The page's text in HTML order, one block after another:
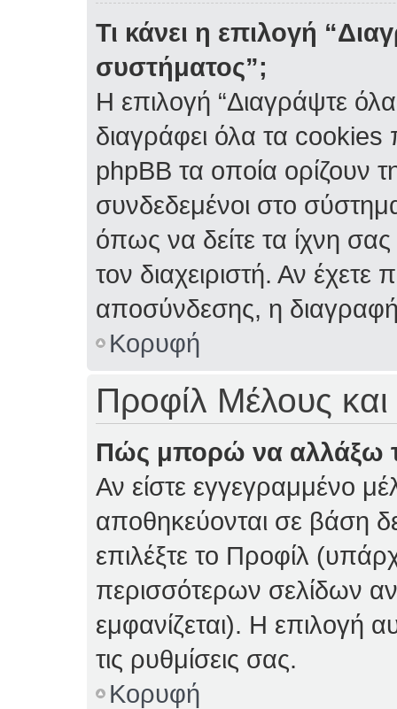
Τι κάνει η επιλογή
συστήματος”;
Η επιλογή “Διαγράψτε
διαγράφει όλα τα cookies
phpBB τα οποία ορίζουν
συνδεδεμένοι στο
όπως να δείτε τα ίχνη
τον διαχειριστή. Αν
αποσύνδεσης, η
Κορυφή
Προφίλ Μέλους και
Πώς μπορώ να αλλάξω
Αν είστε εγγεγραμμένο
αποθηκεύονται σε βάση
επιλέξτε το Προφίλ
περισσότερων σελίδων
εμφανίζεται). Η επιλογή
τις ρυθμίσεις σας.
Κορυφή